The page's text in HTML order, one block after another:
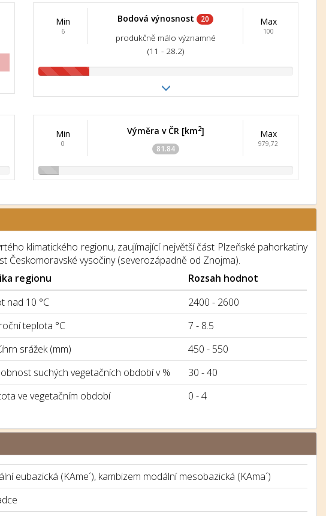
Min
6
Bodová výnosnost 20
produkčně málo významné
(11 - 28.2)
Max
100
Min
0
Výměra v ČR [km2]
81.84
Max
979,72
klimatického regionu, zaujímající největší část Plzeňské pahorkatiny
Českomoravské vysočiny (severozápadně od Znojma).
regionu
Rozsah hodnot
nad 10 °C
2400 - 2600
teplota °C
7 - 8.5
srážek (mm)
450 - 550
suchých vegetačních období v %
30 - 40
ve vegetačním období
0 - 4
eubazická (KAme´), kambizem modální mesobazická (KAma´)